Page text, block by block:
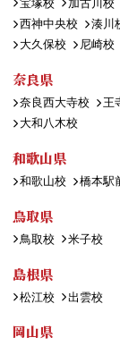
宝塚校
加古川校
西神中央校
湊川
大久保校
尼崎校
奈良県
奈良西大寺校 王
大和八木校
和歌山県
和歌山校 橋本駅
鳥取県
鳥取校 米子校
島根県
松江校 出雲校
岡山県